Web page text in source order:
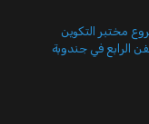
مختبر التكوين
في جندوبة